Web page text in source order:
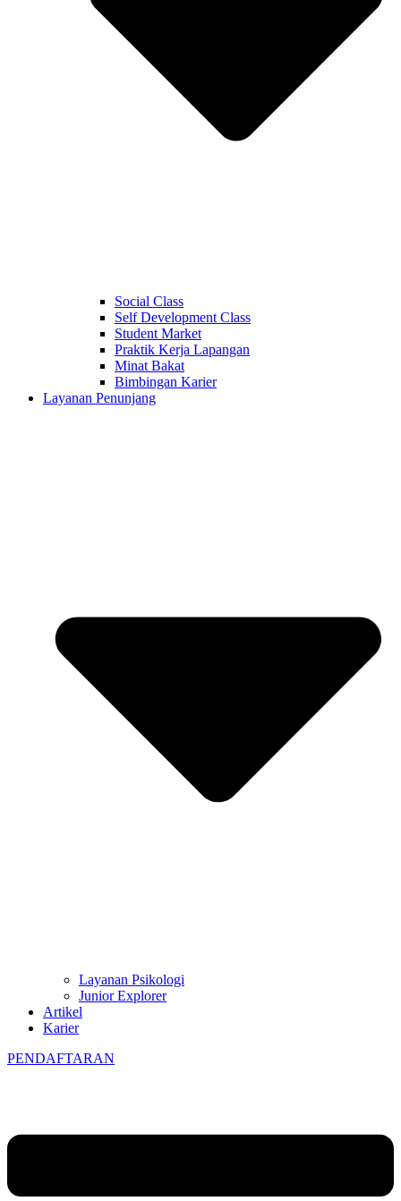
Social Class
Self Development Class
Student Market
Praktik Kerja Lapangan
Minat Bakat
Bimbingan Karier
Layanan Penunjang
Layanan Psikologi
Junior Explorer
Artikel
Karier
PENDAFTARAN